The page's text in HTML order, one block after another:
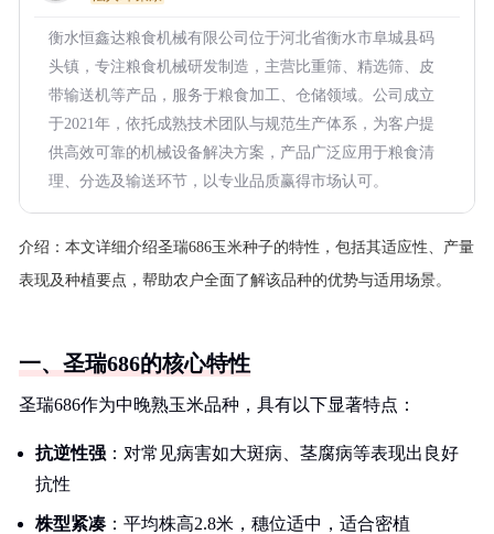
衡水恒鑫达粮食机械有限公司位于河北省衡水市阜城县码
头镇，专注粮食机械研发制造，主营比重筛、精选筛、皮
带输送机等产品，服务于粮食加工、仓储领域。公司成立
于2021年，依托成熟技术团队与规范生产体系，为客户提
供高效可靠的机械设备解决方案，产品广泛应用于粮食清
理、分选及输送环节，以专业品质赢得市场认可。
介绍： 本文详细介绍圣瑞686玉米种子的特性，包括其适应性、产量
表现及种植要点，帮助农户全面了解该品种的优势与适用场景。
一、圣瑞686的核心特性
圣瑞686作为中晚熟玉米品种，具有以下显著特点：
抗逆性强 ：对常见病害如大斑病、茎腐病等表现出良好
抗性
株型紧凑 ：平均株高2.8米，穗位适中，适合密植